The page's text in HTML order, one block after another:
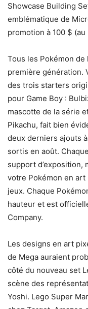
Showcase Building
emblématique de
promotion à 100 $
Tous les Pokémon
première génération.
des trois starters
pour Game Boy :
mascotte de la série
Pikachu, fait bien
deux derniers ajouts
sortis en août.
support d’exposition,
votre Pokémon en
jeux. Chaque
hauteur et est
Company.
Les designs en art
de Mega auraient
côté du nouveau set
scène des
Yoshi. Lego Super